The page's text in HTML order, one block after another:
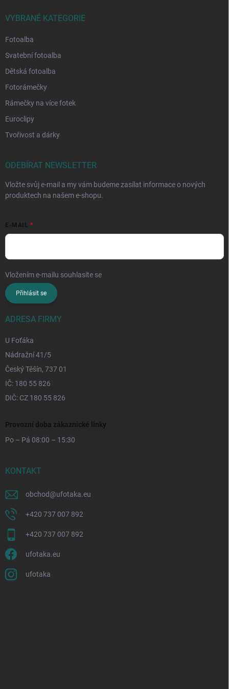
VYBRANÉ KATEGORIE
Fotoalba
Svatební fotoalba
Dětská fotoalba
Fotorámečky
Rámečky na více fotek
Euroclipy
Tvořivost a dárky
ODEBÍRAT NEWSLETTER
Vložte svůj e-mail a my vám budeme zasílat informace o nových
produktech na našem e-shopu.
E-MAIL
Vložením e-mailu souhlasíte se
Přihlásit se
ADRESA FIRMY
U Foťáka
Nádražní 41/5
Český Těšín, 737 01
IČ: 180 55 826
DIČ: CZ 180 55 826
Provozní doba zákaznické linky
Po – Pá 08:00 – 15:30
KONTAKT
obchod@ufotaka.eu
+420 737 007 892
+420 737 007 892
ufotaka.eu
ufotaka